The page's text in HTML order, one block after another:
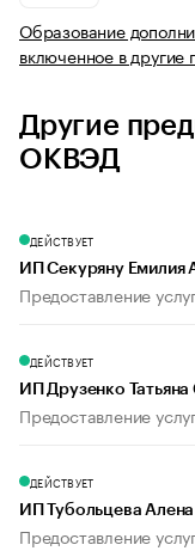
Образование
включенное в другие
Другие
ОКВЭД
ДЕЙСТВУЕТ
ИП Секуряну Емилия
Предоставление
ДЕЙСТВУЕТ
ИП Друзенко Татьяна
Предоставление
ДЕЙСТВУЕТ
ИП Тубольцева
Предоставление